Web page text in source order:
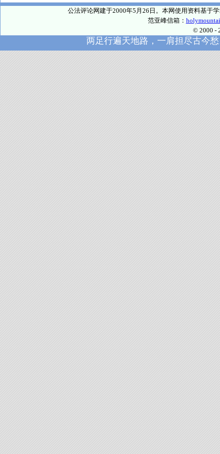
公法评论网建于2000年5月26日。本网使用资料基于
范亚峰信箱：
© 2000 -
两足行遍天地路，一肩担尽古今